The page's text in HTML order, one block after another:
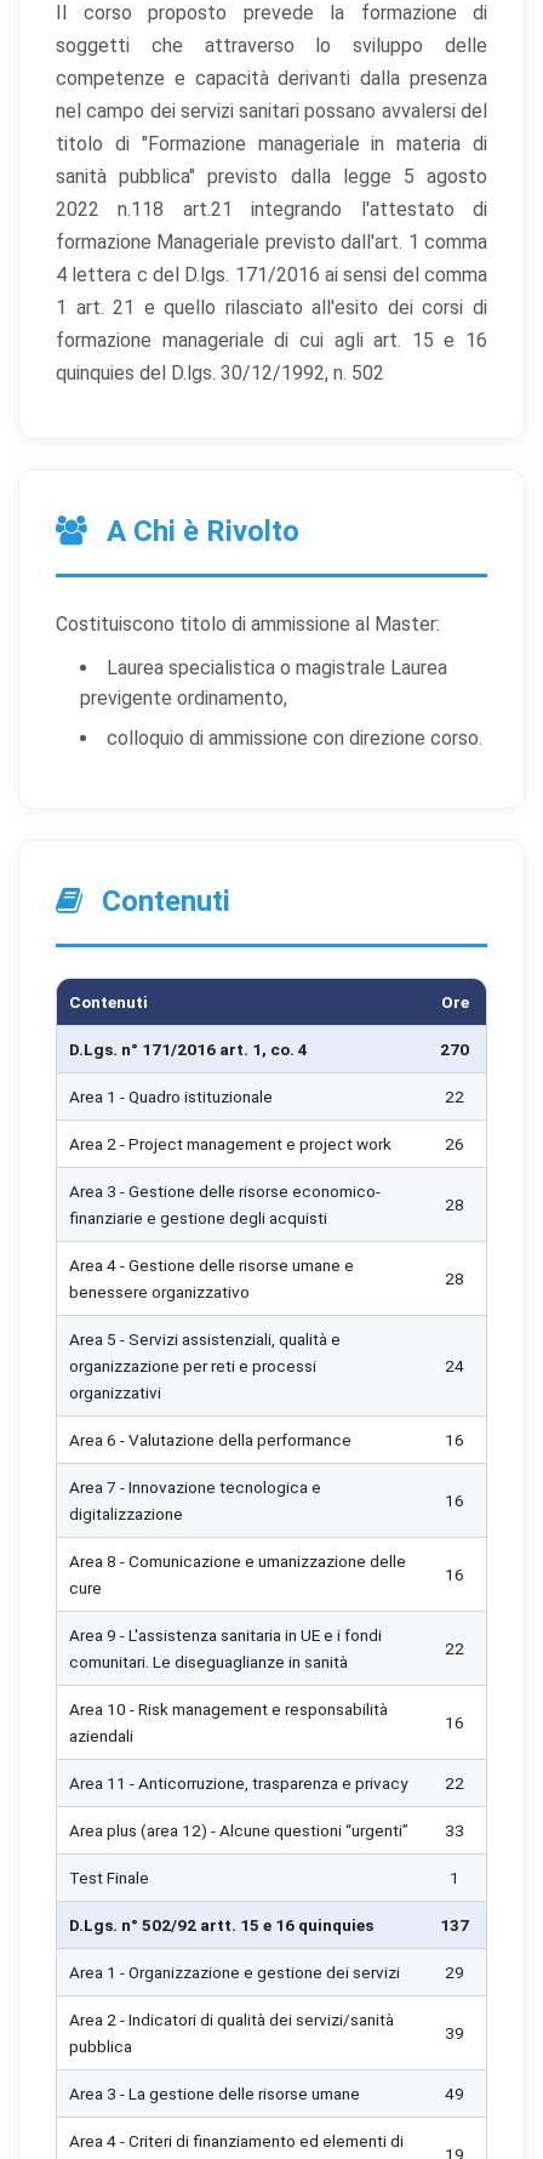
Il corso proposto prevede la formazione di
soggetti che attraverso lo sviluppo delle
competenze e capacità derivanti dalla presenza
nel campo dei servizi sanitari possano avvalersi del
titolo di "Formazione manageriale in materia di
sanità pubblica" previsto dalla legge 5 agosto
2022 n.118 art.21 integrando l'attestato di
formazione Manageriale previsto dall'art. 1 comma
4 lettera c del D.lgs. 171/2016 ai sensi del comma
1 art. 21 e quello rilasciato all'esito dei corsi di
formazione manageriale di cui agli art. 15 e 16
quinquies del D.lgs. 30/12/1992, n. 502
A Chi è Rivolto
Costituiscono titolo di ammissione al Master:
Laurea specialistica o magistrale Laurea
previgente ordinamento,
colloquio di ammissione con direzione corso.
Contenuti
Contenuti Ore
D.Lgs. n° 171/2016 art. 1, co. 4 270
Area 1 - Quadro istituzionale 22
Area 2 - Project management e project work 26
Area 3 - Gestione delle risorse economico-
finanziarie e gestione degli acquisti
28
Area 4 - Gestione delle risorse umane e
benessere organizzativo
28
Area 5 - Servizi assistenziali, qualità e
organizzazione per reti e processi
organizzativi
24
Area 6 - Valutazione della performance 16
Area 7 - Innovazione tecnologica e
digitalizzazione
16
Area 8 - Comunicazione e umanizzazione delle
cure
16
Area 9 - L'assistenza sanitaria in UE e i fondi
comunitari. Le diseguaglianze in sanità
22
Area 10 - Risk management e responsabilità
aziendali
16
Area 11 - Anticorruzione, trasparenza e privacy 22
Area plus (area 12) - Alcune questioni “urgenti” 33
Test Finale 1
D.Lgs. n° 502/92 artt. 15 e 16 quinquies 137
Area 1 - Organizzazione e gestione dei servizi 29
Area 2 - Indicatori di qualità dei servizi/sanità
pubblica
39
Area 3 - La gestione delle risorse umane 49
Area 4 - Criteri di finanziamento ed elementi di
19